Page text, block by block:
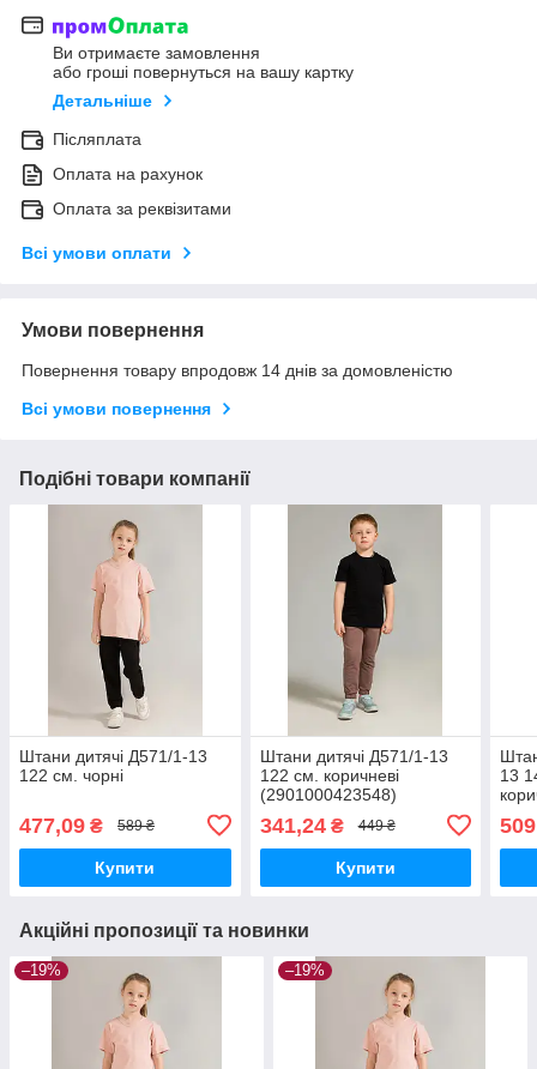
Ви отримаєте замовлення
або гроші повернуться на вашу картку
Детальніше
Післяплата
Оплата на рахунок
Оплата за реквізитами
Всі умови оплати
Умови повернення
Повернення товару впродовж 14 днів за домовленістю
Всі умови повернення
Подібні товари компанії
Штани дитячі Д571/1-13
122 см. чорні
477,09 ₴ 589 ₴
Купити
Штани дитячі Д571/1-13
122 см. коричневі
(2901000423548)
341,24₴ 449 ₴
Купити
13
Акційні пропозиції та новинки
–19% –19%